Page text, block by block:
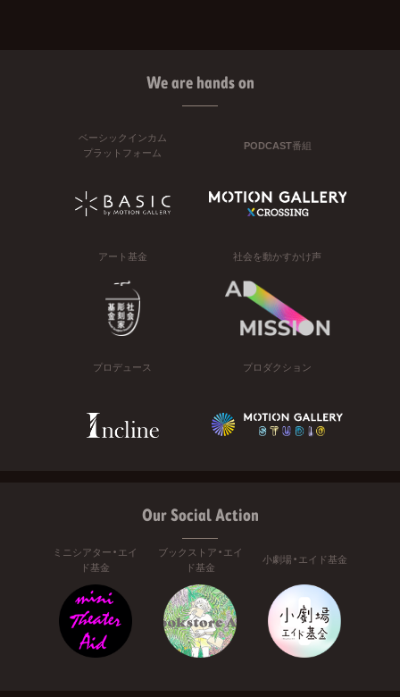
We are hands on
ベーシックインカム
プラットフォーム
PODCAST番組
アート基金 社会を動かすかけ声
プロデュース プロダクション
Our Social Action
ミニシアター・エイ
ド基金
ブックストア・エイ
ド基金
小劇場・エイド基金